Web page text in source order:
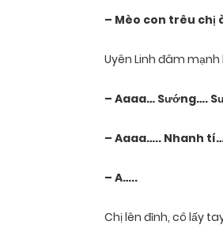
– Mèo con trêu chị
Uyên Linh đâm
– Aaaa… Sướng….
– Aaaa….. Nhanh
– A…..
Chị lên đỉnh, cô lấy